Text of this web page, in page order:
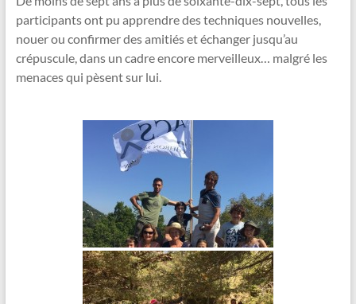
participants ont pu apprendre des techniques nouvelles,
nouer ou confirmer des amitiés et échanger jusqu’au
crépuscule, dans un cadre encore merveilleux… malgré les
menaces qui pèsent sur lui.